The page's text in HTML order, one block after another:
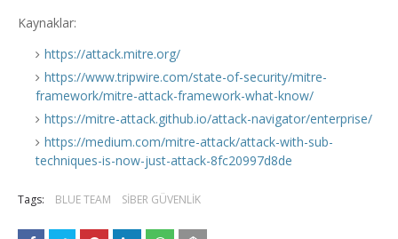
Kaynaklar:
https://attack.mitre.org/
https://www.tripwire.com/state-of-security/mitre-
framework/mitre-attack-framework-what-know/
https://mitre-attack.github.io/attack-navigator/enterprise/
https://medium.com/mitre-attack/attack-with-sub-
techniques-is-now-just-attack-8fc20997d8de
Tags: BLUE TEAM SİBER GÜVENLİK